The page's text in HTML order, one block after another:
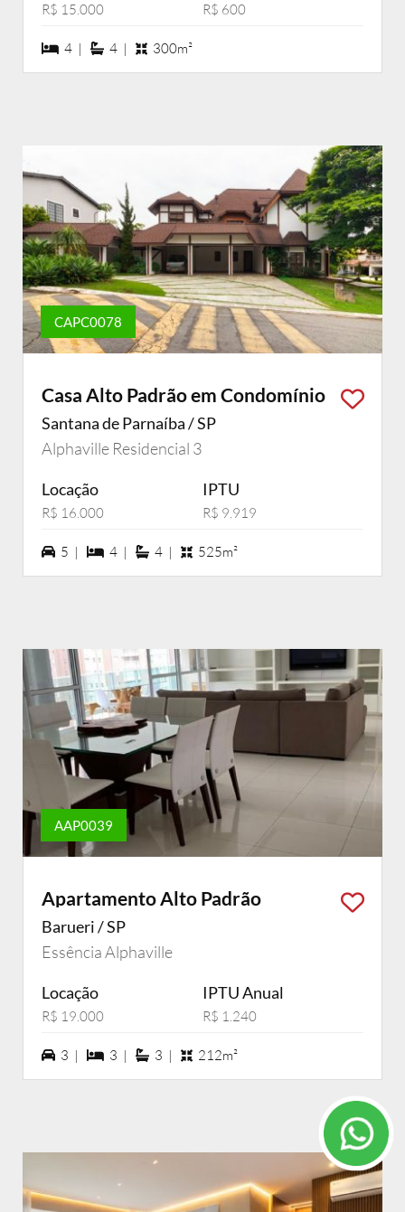
R$ 15.000 R$ 600
4 dormiórios
4 | 4 suítes
4 | 300m²
CAPC0078
Casa Alto Padrão em Condomínio
Santana de Parnaíba / SP
Alphaville Residencial 3
Locação
R$ 16.000
IPTU
R$ 9.919
5 vagas na garagem
5 | 4 dormiórios
4 | 4 suítes
4 | 525m²
AAP0039
Apartamento Alto Padrão
Barueri / SP
Essência Alphaville
Locação
R$ 19.000
IPTU Anual
R$ 1.240
3 vagas na garagem
3 | 3 dormiórios
3 | 3 suítes
3 | 212m²